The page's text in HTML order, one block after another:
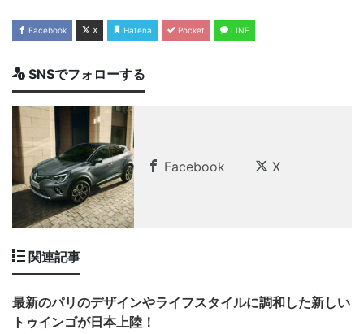
Facebook X Hatena Pocket LINE
SNSでフォローする
Facebook X
関連記事
最新のパリのデザインやライフスタイルに調和した新しい
トゥインゴが日本上陸！